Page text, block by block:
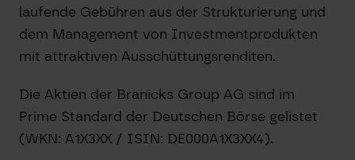
laufende Gebühren aus der Strukturierung und
dem Management von Investmentprodukten
mit attraktiven Ausschüttungsrenditen.
Die Aktien der Branicks Group AG sind im
Prime Standard der Deutschen Börse gelistet
(WKN: A1X3XX / ISIN: DE000A1X3XX4).